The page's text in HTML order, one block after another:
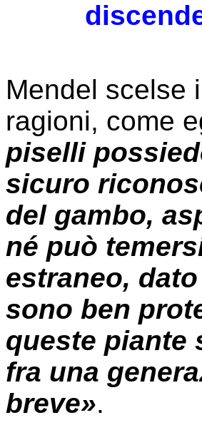
Mendel scelse
ragioni, come
piselli
sicuro
del gambo,
né può
estraneo,
sono ben
queste piante
fra una
breve».